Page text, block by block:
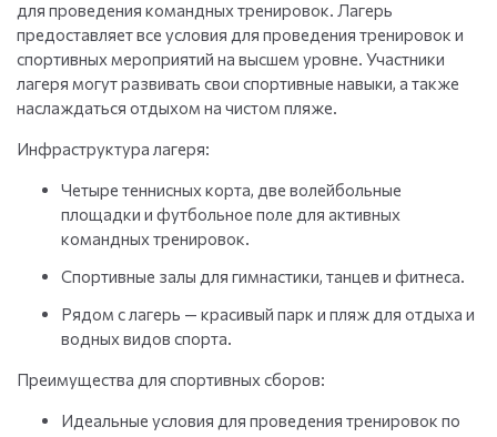
для проведения командных тренировок. Лагерь
предоставляет все условия для проведения тренировок и
спортивных мероприятий на высшем уровне. Участники
лагеря могут развивать свои спортивные навыки, а также
наслаждаться отдыхом на чистом пляже.
Инфраструктура лагеря:
Четыре теннисных корта, две волейбольные
площадки и футбольное поле для активных
командных тренировок.
Спортивные залы для гимнастики, танцев и фитнеса.
Рядом с лагерь — красивый парк и пляж для отдыха и
водных видов спорта.
Преимущества для спортивных сборов:
Идеальные условия для проведения тренировок по